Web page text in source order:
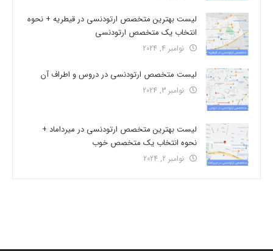
لیست بهترین متخصص ارتودنسی در قیطریه + نحوه
انتخاب یک متخصص ارتودنسی
نوامبر 4, 2024
لیست متخصص ارتودنسی در دروس و اطراف آن
نوامبر 3, 2024
لیست بهترین متخصص ارتودنسی در میرداماد +
نحوه انتخاب یک متخصص خوب
نوامبر 2, 2024